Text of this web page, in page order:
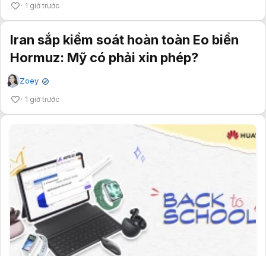
1 giờ trước
Iran sắp kiểm soát hoàn toàn Eo biển
Hormuz: Mỹ có phải xin phép?
Zoey ✔
1 giờ trước